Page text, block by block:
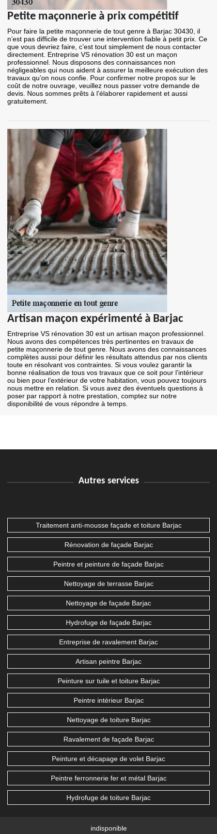
Petite maçonnerie à prix compétitif
Pour faire la petite maçonnerie de tout genre à Barjac 30430, il
n’est pas difficile de trouver une intervention fiable à petit prix. Ce
que vous devriez faire, c’est tout simplement de nous contacter
directement. Entreprise VS rénovation 30 est un maçon
professionnel. Nous disposons des connaissances non
négligeables qui nous aident à assurer la meilleure exécution des
travaux qu’on nous confie. Pour confirmer notre propos sur le
coût de notre ouvrage, veuillez nous passer votre demande de
devis. Nous sommes prêts à l’élaborer rapidement et aussi
gratuitement.
Artisan maçon expérimenté à Barjac
Entreprise VS rénovation 30 est un artisan maçon professionnel.
Nous avons des compétences très pertinentes en travaux de
petite maçonnerie de tout genre. Nous avons des connaissances
complètes aussi pour définir les résultats attendus par nos clients
toute en résolvant vos contraintes. Si vous voulez garantir la
bonne réalisation de tous vos travaux que ce soit pour l’intérieur
ou bien pour l’extérieur de votre habitation, vous pouvez toujours
nous mettre en relation. Si vous avez des éventuels questions à
poser par rapport à notre prestation, comptez sur notre
disponibilité de vous répondre à temps.
Autres services
Traitement anti-mousse façade et toiture Barjac
Rénovation de façade Barjac
Peintre et peinture de façade Barjac
Nettoyage de terrasse Barjac
Nettoyage de façade Barjac
Hydrofuge de façade Barjac
Entreprise de ravalement Barjac
Artisan peintre Barjac
Peinture sur tuile et toiture Barjac
Peintre intérieur Barjac
Nettoyage de toiture Barjac
Ravalement de façade Barjac
Peinture et décapage de volet Barjac
Peintre ferronnerie fer et métal Barjac
Hydrofuge de toiture Barjac
indisponible